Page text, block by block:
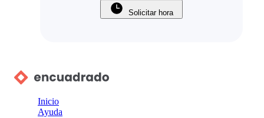
Solicitar hora
Inicio
Ayuda